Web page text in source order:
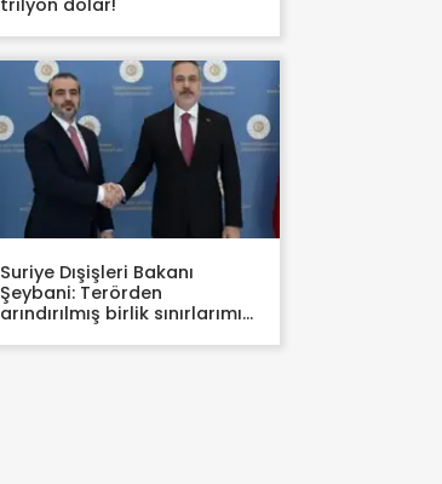
Suriye Dışişleri Bakanı
Şeybani: Terörden
arındırılmış birlik sınırlarımızı